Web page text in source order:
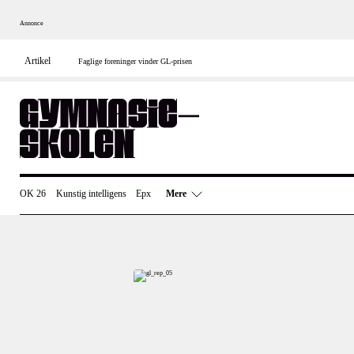
Annonce
Artikel Faglige foreninger vinder GL-prisen
OK 26 Kunstig intelligens Epx Mere